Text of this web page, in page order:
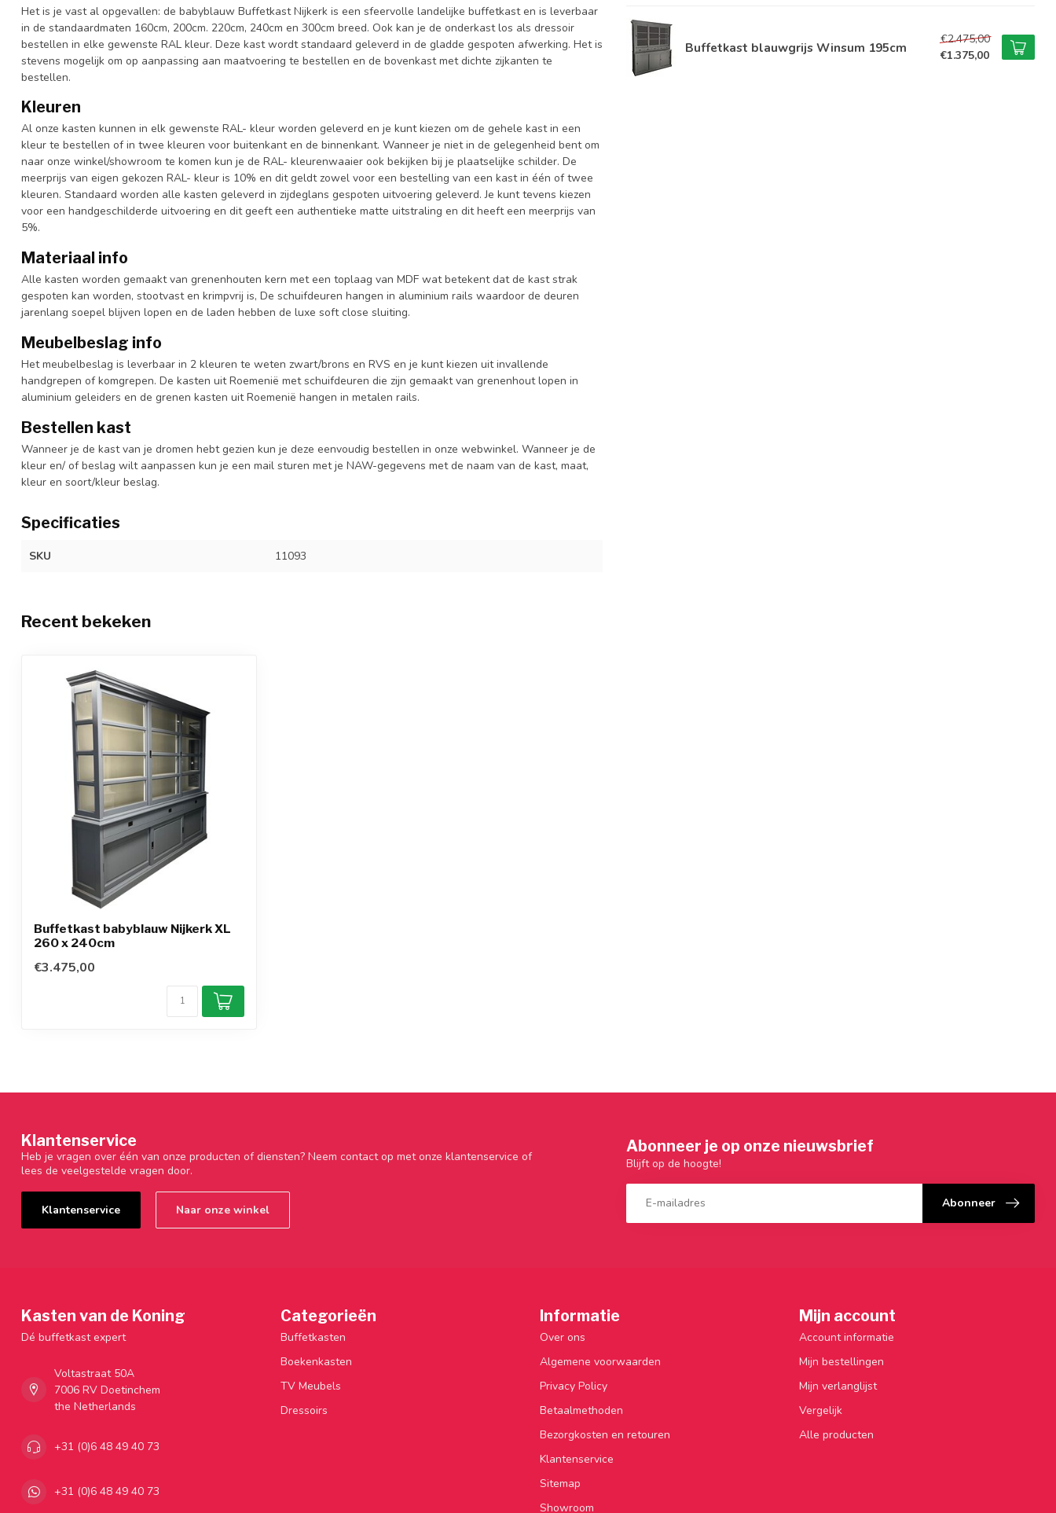
Het is je vast al opgevallen: de babyblauw Buffetkast Nijkerk is een sfeervolle landelijke buffetkast en is leverbaar
in de standaardmaten 160cm, 200cm. 220cm, 240cm en 300cm breed. Ook kan je de onderkast los als dressoir
bestellen in elke gewenste RAL kleur. Deze kast wordt standaard geleverd in de gladde gespoten afwerking. Het is
stevens mogelijk om op aanpassing aan maatvoering te bestellen en de bovenkast met dichte zijkanten te
bestellen.
Kleuren
Al onze kasten kunnen in elk gewenste RAL- kleur worden geleverd en je kunt kiezen om de gehele kast in een
kleur te bestellen of in twee kleuren voor buitenkant en de binnenkant. Wanneer je niet in de gelegenheid bent om
naar onze winkel/showroom te komen kun je de RAL- kleurenwaaier ook bekijken bij je plaatselijke schilder. De
meerprijs van eigen gekozen RAL- kleur is 10% en dit geldt zowel voor een bestelling van een kast in één of twee
kleuren. Standaard worden alle kasten geleverd in zijdeglans gespoten uitvoering geleverd. Je kunt tevens kiezen
voor een handgeschilderde uitvoering en dit geeft een authentieke matte uitstraling en dit heeft een meerprijs van
5%.
Materiaal info
Alle kasten worden gemaakt van grenenhouten kern met een toplaag van MDF wat betekent dat de kast strak
gespoten kan worden, stootvast en krimpvrij is, De schuifdeuren hangen in aluminium rails waardoor de deuren
jarenlang soepel blijven lopen en de laden hebben de luxe soft close sluiting.
Meubelbeslag info
Het meubelbeslag is leverbaar in 2 kleuren te weten zwart/brons en RVS en je kunt kiezen uit invallende
handgrepen of komgrepen. De kasten uit Roemenië met schuifdeuren die zijn gemaakt van grenenhout lopen in
aluminium geleiders en de grenen kasten uit Roemenië hangen in metalen rails.
Bestellen kast
Wanneer je de kast van je dromen hebt gezien kun je deze eenvoudig bestellen in onze webwinkel. Wanneer je de
kleur en/ of beslag wilt aanpassen kun je een mail sturen met je NAW-gegevens met de naam van de kast, maat,
kleur en soort/kleur beslag.
Specificaties
SKU 11093
Buffetkast blauwgrijs Winsum 195cm
€2.475,00
€1.375,00
Recent bekeken
Buffetkast babyblauw Nijkerk XL
260 x 240cm
€3.475,00
Klantenservice
Heb je vragen over één van onze producten of diensten? Neem contact op met onze klantenservice of
lees de veelgestelde vragen door.
Klantenservice Naar onze winkel
Abonneer je op onze nieuwsbrief
Blijft op de hoogte!
Abonneer
Kasten van de Koning
Dé buffetkast expert
Voltastraat 50A
7006 RV Doetinchem
the Netherlands
+31 (0)6 48 49 40 73
+31 (0)6 48 49 40 73
Categorieën
Buffetkasten
Boekenkasten
TV Meubels
Dressoirs
Informatie
Over ons
Algemene voorwaarden
Privacy Policy
Betaalmethoden
Bezorgkosten en retouren
Klantenservice
Sitemap
Showroom
Mijn account
Account informatie
Mijn bestellingen
Mijn verlanglijst
Vergelijk
Alle producten